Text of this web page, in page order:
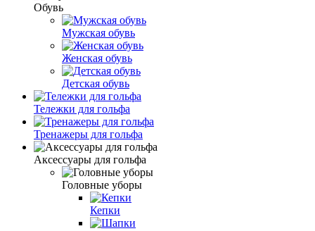
Обувь
Мужская обувь
Женская обувь
Детская обувь
Тележки для гольфа
Тренажеры для гольфа
Аксессуары для гольфа
Головные уборы
Кепки